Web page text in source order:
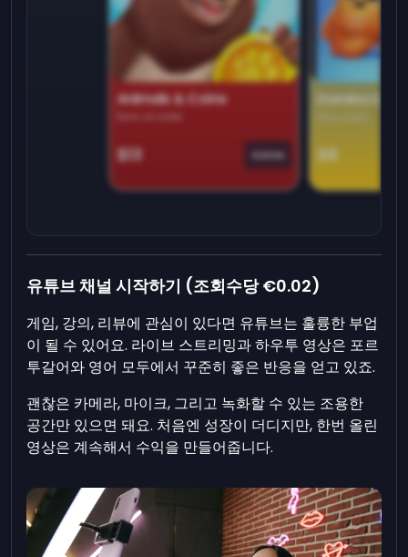
Animals & Coins
Earn on side
$13 Game
Domino
$9
유튜브 채널 시작하기 (조회수당 €0.02)
게임, 강의, 리뷰에 관심이 있다면 유튜브는 훌륭한 부업
이 될 수 있어요. 라이브 스트리밍과 하우투 영상은 포르
투갈어와 영어 모두에서 꾸준히 좋은 반응을 얻고 있죠.
괜찮은 카메라, 마이크, 그리고 녹화할 수 있는 조용한
공간만 있으면 돼요. 처음엔 성장이 더디지만, 한번 올린
영상은 계속해서 수익을 만들어줍니다.